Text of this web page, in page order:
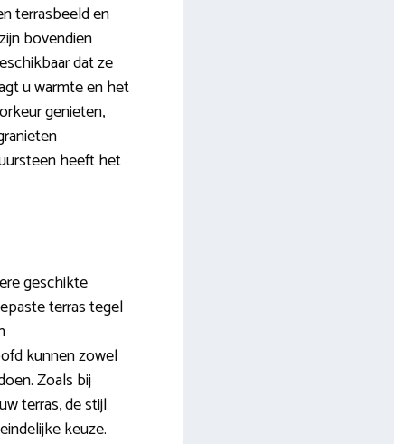
terrasbeeld en
bovendien
dat ze
u warmte en het
genieten,
heeft het
geschikte
terras tegel
kunnen zowel
Zoals bij
terras, de stijl
keuze.